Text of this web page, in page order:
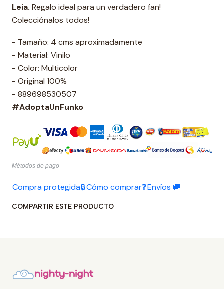
Leia. Regalo ideal para un verdadero fan!
Colecciónalos todos!
- Tamaño: 4 cms aproximadamente
- Material: Vinilo
- Color: Multicolor
- Original 100%
- 889698530507
#AdoptaUnFunko
Métodos de pago
Compra protegida🔒Cómo comprar❓Envíos 🚚
COMPARTIR ESTE PRODUCTO